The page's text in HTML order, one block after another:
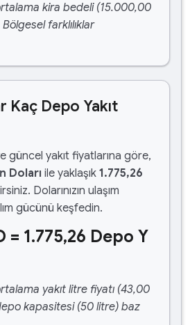
kira bedeli (15.000,00
Bölgesel farklılıklar
Kaç Depo Yakıt
güncel yakıt fiyatlarına göre,
Doları ile yaklaşık 1.775,26
Dolarınızın ulaşım
gücünü keşfedin.
= 1.775,26 Depo Y
yakıt litre fiyatı (43,00
kapasitesi (50 litre) baz